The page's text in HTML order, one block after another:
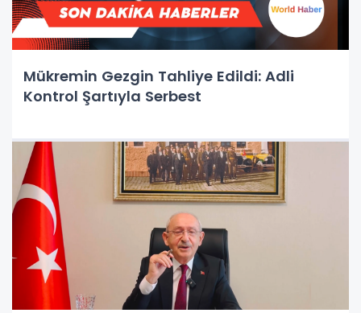
Mükremin Gezgin Tahliye Edildi: Adli
Kontrol Şartıyla Serbest